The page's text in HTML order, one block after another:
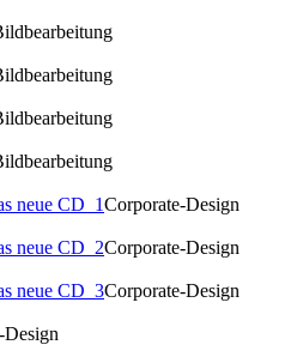
neue CD_1Corporate-Design
neue CD_2Corporate-Design
neue CD_3Corporate-Design
Design